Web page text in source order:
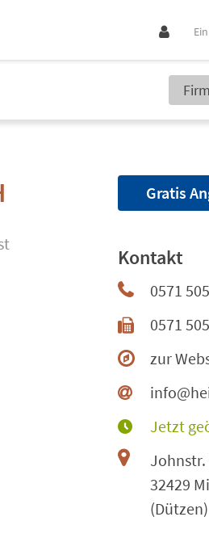
Gratis
Kontakt
0571
0571
zur
Jetzt
Johnstr.
32429
(Dützen)